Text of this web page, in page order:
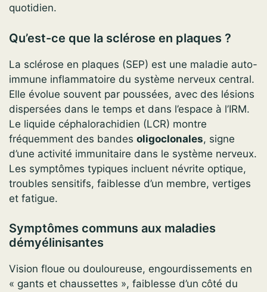
quotidien.
Qu’est-ce que la sclérose en plaques ?
La sclérose en plaques (SEP) est une maladie auto-
immune inflammatoire du système nerveux central.
Elle évolue souvent par poussées, avec des lésions
dispersées dans le temps et dans l’espace à l’IRM.
Le liquide céphalorachidien (LCR) montre
fréquemment des bandes oligoclonales, signe
d’une activité immunitaire dans le système nerveux.
Les symptômes typiques incluent névrite optique,
troubles sensitifs, faiblesse d’un membre, vertiges
et fatigue.
Symptômes communs aux maladies
démyélinisantes
Vision floue ou douloureuse, engourdissements en
« gants et chaussettes », faiblesse d’un côté du